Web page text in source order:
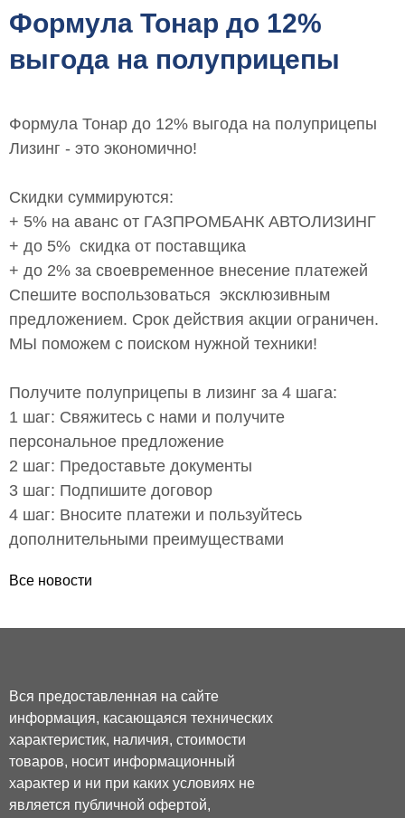
Формула Тонар до 12%
выгода на полуприцепы
Формула Тонар до 12% выгода на полуприцепы
Лизинг - это экономично!
Скидки суммируются:
+ 5% на аванс от ГАЗПРОМБАНК АВТОЛИЗИНГ
+ до 5% скидка от поставщика
+ до 2% за своевременное внесение платежей
Спешите воспользоваться эксклюзивным
предложением. Срок действия акции ограничен.
МЫ поможем с поиском нужной техники!
Получите полуприцепы в лизинг за 4 шага:
1 шаг: Свяжитесь с нами и получите
персональное предложение
2 шаг: Предоставьте документы
3 шаг: Подпишите договор
4 шаг: Вносите платежи и пользуйтесь
дополнительными преимуществами
Все новости
Вся предоставленная на сайте
информация, касающаяся технических
характеристик, наличия, стоимости
товаров, носит информационный
характер и ни при каких условиях не
является публичной офертой,